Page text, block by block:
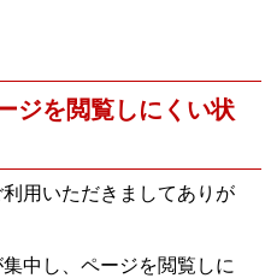
ジを閲覧しにくい状
用いただきましてありが
中し、ページを閲覧しに